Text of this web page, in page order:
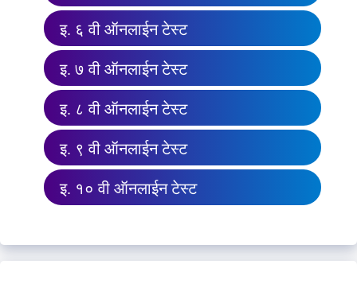
इ. ६ वी ऑनलाईन टेस्ट
इ. ७ वी ऑनलाईन टेस्ट
इ. ८ वी ऑनलाईन टेस्ट
इ. ९ वी ऑनलाईन टेस्ट
इ. १० वी ऑनलाईन टेस्ट